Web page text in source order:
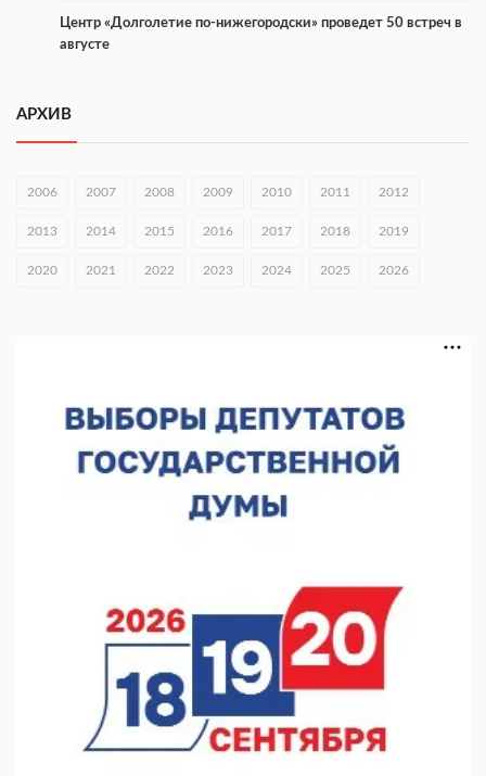
Центр «Долголетие по-нижегородски» проведет 50 встреч в
августе
Совет молодых ученых начал работу при правительстве
региона
05.08.2026 14:04
Фестиваль SALUT! ИСКРА пройдет в сквере Свердлова
Нижегородский кадровый центр проведет ярмарки вакансий
05.08.2026 10:51
АРХИВ
2006 2007 2008 2009 2010 2011 2012
2013 2014 2015 2016 2017 2018 2019
2020 2021 2022 2023 2024 2025 2026